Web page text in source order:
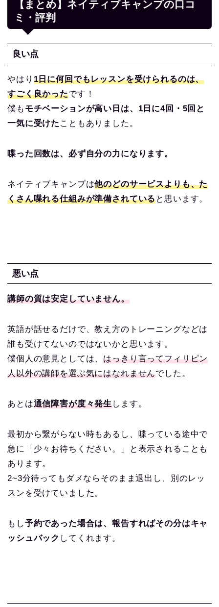
【まとめ】ネイティブキャンプの口コ
ミ・評判
良い点
やはり 1日に何回でもレッスンを受けられるのは、
すごく良かったです！
僕も モチベーションが高い日は、1日に4回・5回と
一気に受けた こともありました。
喋った回数は、必ず自分の力になります。
ネイティブキャンプは他のどのサービスよりも、た
くさん喋れる仕組みが準備されていると思います。
悪い点
講師の質は安定していません。
英語が話せるだけで、教え方のトレーニングなどは
誰も受けてないのではないかと思います。
僕個人の意見としては、はっきり言ってフィリピン
人以外の講師を選ぶ気にはなれませんでした。
あとは通信障害が度々発生します。
最初から繋がらない時もあるし、喋っている途中で
急に「少々お待ちください。」と表示されることも
あります。
2~3分待ってもダメならそのまま退出し、別のレッ
スンを受けていました。
もし予約であった場合は、報告すればその分はキャ
ッシュバック してくれます。